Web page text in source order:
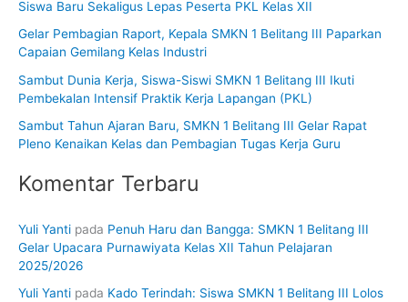
k
Siswa Baru Sekaligus Lepas Peserta PKL Kelas XII
Gelar Pembagian Raport, Kepala SMKN 1 Belitang III Paparkan
Capaian Gemilang Kelas Industri
Sambut Dunia Kerja, Siswa-Siswi SMKN 1 Belitang III Ikuti
Pembekalan Intensif Praktik Kerja Lapangan (PKL)
Sambut Tahun Ajaran Baru, SMKN 1 Belitang III Gelar Rapat
Pleno Kenaikan Kelas dan Pembagian Tugas Kerja Guru
Komentar Terbaru
Yuli Yanti pada Penuh Haru dan Bangga: SMKN 1 Belitang III
Gelar Upacara Purnawiyata Kelas XII Tahun Pelajaran
2025/2026
Yuli Yanti pada Kado Terindah: Siswa SMKN 1 Belitang III Lolos